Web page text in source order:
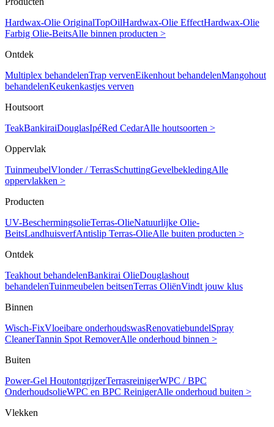
Hardwax-Olie OriginalTopOilHardwax-Olie EffectHardwax-Olie
Farbig Olie-BeitsAlle binnen producten >
Ontdek
Multiplex behandelenTrap vervenEikenhout behandelenMangohout
behandelenKeukenkastjes verven
Houtsoort
TeakBankiraiDouglasIpéRed CedarAlle houtsoorten >
Oppervlak
TuinmeubelVlonder / TerrasSchuttingGevelbekledingAlle
oppervlakken >
Producten
UV-BeschermingsolieTerras-OlieNatuurlijke Olie-
BeitsLandhuisverfAntislip Terras-OlieAlle buiten producten >
Ontdek
Teakhout behandelenBankirai OlieDouglashout
behandelenTuinmeubelen beitsenTerras OliënVindt jouw klus
Binnen
Wisch-FixVloeibare onderhoudswasRenovatiebundelSpray
CleanerTannin Spot RemoverAlle onderhoud binnen >
Buiten
Power-Gel HoutontgrijzerTerrasreinigerWPC / BPC
OnderhoudsolieWPC en BPC ReinigerAlle onderhoud buiten >
Vlekken